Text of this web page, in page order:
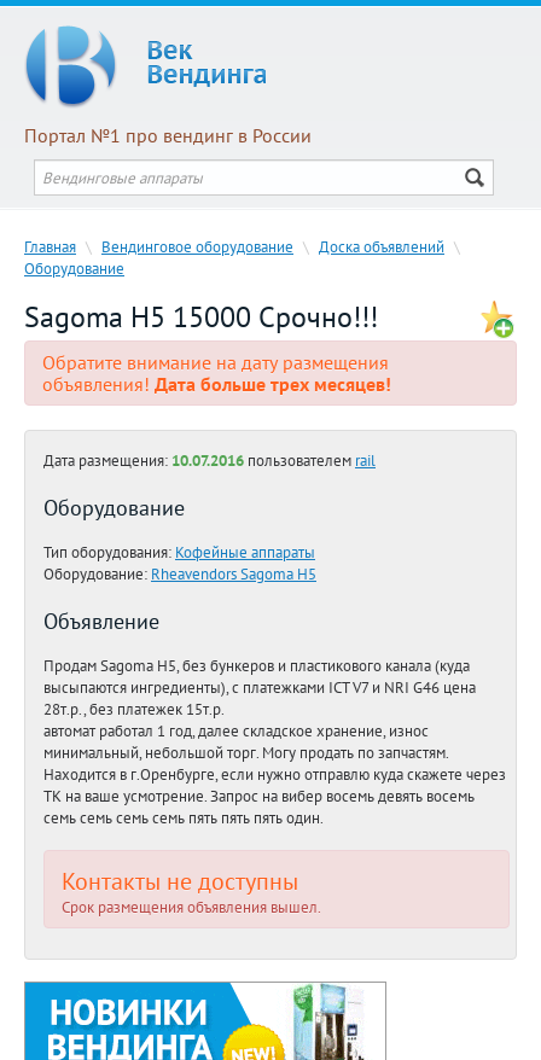
Портал №1 про вендинг в России
Главная \ Вендинговое оборудование \ Доска объявлений \
Оборудование
Sagoma H5 15000 Срочно!!!
Обратите внимание на дату размещения
объявления! Дата больше трех месяцев!
Дата размещения: 10.07.2016 пользователем rail
Оборудование
Тип оборудования: Кофейные аппараты
Оборудование: Rheavendors Sagoma H5
Объявление
Продам Sagoma H5, без бункеров и пластикового канала (куда
высыпаются ингредиенты), с платежками ICT V7 и NRI G46 цена
28т.р., без платежек 15т.р.
автомат работал 1 год, далее складское хранение, износ
минимальный, небольшой торг. Могу продать по запчастям.
Находится в г.Оренбурге, если нужно отправлю куда скажете через
ТК на ваше усмотрение. Запрос на вибер восемь девять восемь
семь семь семь семь пять пять пять один.
Контакты не доступны
Срок размещения объявления вышел.